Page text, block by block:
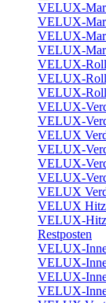
VELUX-
VELUX-
VELUX-
VELUX-
VELUX-
VELUX-
VELUX-
VELUX-
VELUX-
VELUX
VELUX-
VELUX-
VELUX-
VELUX
VELUX
VELUX-
Restposten
VELUX-
VELUX-
VELUX-
VELUX-